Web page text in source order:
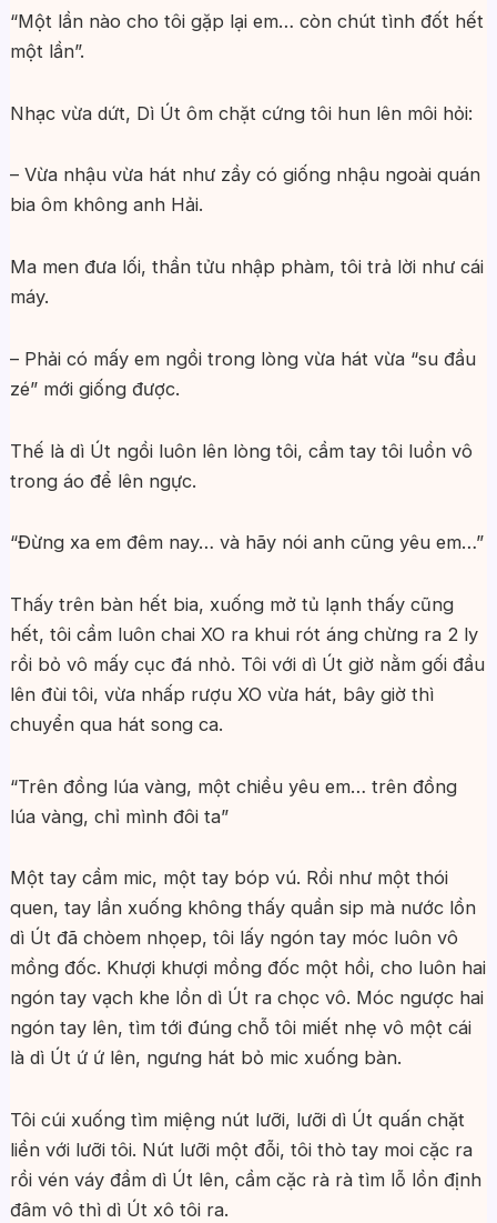
“Một lần nào cho tôi gặp lại em… còn chút tình đốt hết
một lần”.
Nhạc vừa dứt, Dì Út ôm chặt cứng tôi hun lên môi hỏi:
– Vừa nhậu vừa hát như zầy có giống nhậu ngoài quán
bia ôm không anh Hải.
Ma men đưa lối, thần tửu nhập phàm, tôi trả lời như cái
máy.
– Phải có mấy em ngồi trong lòng vừa hát vừa “su đầu
zé” mới giống được.
Thế là dì Út ngồi luôn lên lòng tôi, cầm tay tôi luồn vô
trong áo để lên ngực.
“Đừng xa em đêm nay… và hãy nói anh cũng yêu em…”
Thấy trên bàn hết bia, xuống mở tủ lạnh thấy cũng
hết, tôi cầm luôn chai XO ra khui rót áng chừng ra 2 ly
rồi bỏ vô mấy cục đá nhỏ. Tôi với dì Út giờ nằm gối đầu
lên đùi tôi, vừa nhấp rượu XO vừa hát, bây giờ thì
chuyển qua hát song ca.
“Trên đồng lúa vàng, một chiều yêu em… trên đồng
lúa vàng, chỉ mình đôi ta”
Một tay cầm mic, một tay bóp vú. Rồi như một thói
quen, tay lần xuống không thấy quần sip mà nước lồn
dì Út đã chòem nhọep, tôi lấy ngón tay móc luôn vô
mồng đốc. Khượi khượi mồng đốc một hồi, cho luôn hai
ngón tay vạch khe lồn dì Út ra chọc vô. Móc ngược hai
ngón tay lên, tìm tới đúng chỗ tôi miết nhẹ vô một cái
là dì Út ứ ứ lên, ngưng hát bỏ mic xuống bàn.
Tôi cúi xuống tìm miệng nút lưỡi, lưỡi dì Út quấn chặt
liền với lưỡi tôi. Nút lưỡi một đỗi, tôi thò tay moi cặc ra
rồi vén váy đầm dì Út lên, cầm cặc rà rà tìm lỗ lồn định
đâm vô thì dì Út xô tôi ra.